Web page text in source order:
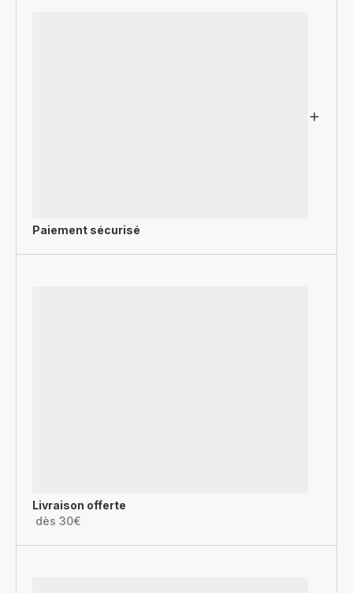
Paiement sécurisé
Livraison offerte
dès 30€